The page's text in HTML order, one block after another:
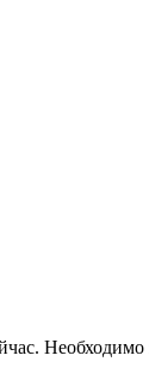
Необходимо